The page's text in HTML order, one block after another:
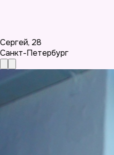
Сергей, 28
Санкт-Петербург